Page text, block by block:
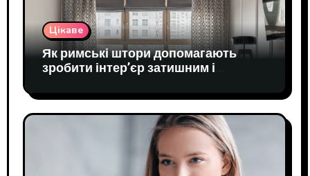
Цікаве
Як римські штори допомагають
зробити інтер’єр затишним і